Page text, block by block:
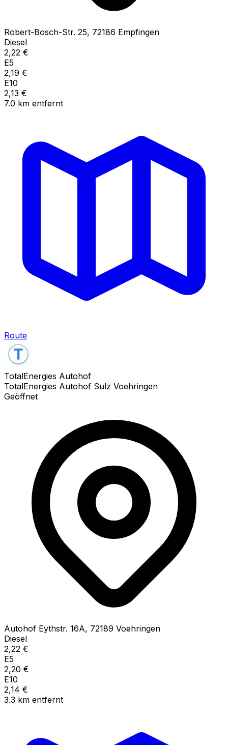
Robert-Bosch-Str. 25, 72186 Empfingen
Diesel
2,22 €
E5
2,19 €
E10
2,13 €
7.0 km entfernt
Route
TotalEnergies Autohof
TotalEnergies Autohof Sulz Voehringen
Geöffnet
Autohof Eythstr. 16A, 72189 Voehringen
Diesel
2,22 €
E5
2,20 €
E10
2,14 €
3.3 km entfernt